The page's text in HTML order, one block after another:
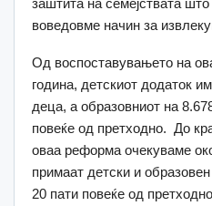
заштита на семејствата
воведовме начин за
Од воспоставувањето на
година, детскиот додаток
деца, а образовниот на
повеќе од претходно. До
оваа реформа очекуваме
примаат детски и
20 пати повеќе од